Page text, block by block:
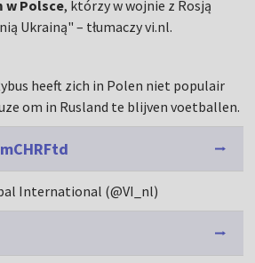
w Polsce, którzy w wojnie z Rosją
Ukrainą" – tłumaczy vi.nl.
heeft zich in Polen niet populair
om in Rusland te blijven voetballen.
International (@VI_nl)